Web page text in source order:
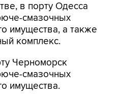
в порту Одесса
смазочных
имущества, а также
комплекс.
Черноморск
смазочных
имущества.